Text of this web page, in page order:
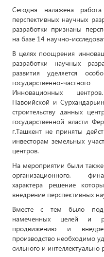
Сегодня налажена
перспективных научных
разработки признаны
на базе 14 научно-
В целях поощрения
разработки научных
развития уделяется
государственно-
Инновационных
Навоийской и
строительству данных
государственной власти
г.Ташкент не приняты
инвесторам земельных
центров.
На мероприятии были
организационного,
характера решение
внедрение перспективных
Вместе с тем было
намеченных целей и
продвижению и
производство необходимо
сильного и интеллектуально